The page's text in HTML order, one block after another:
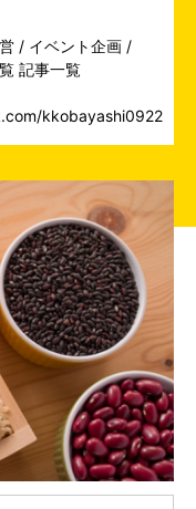
/ イベント企画 /
記事一覧
kkobayashi0922